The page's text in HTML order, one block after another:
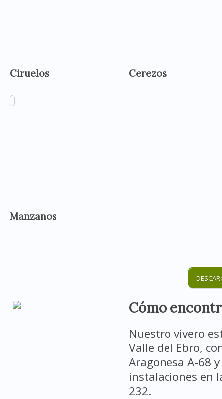
Ciruelos Cerezos
Manzanos
Cómo
Nuestro vivero
Valle del Ebro,
Aragonesa A-68
instalaciones en
232.